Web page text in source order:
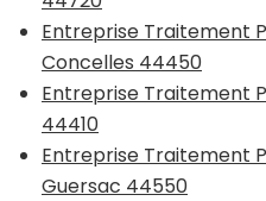
Entreprise Traitement
Concelles 44450
Entreprise Traitement
44410
Entreprise Traitement
Guersac 44550